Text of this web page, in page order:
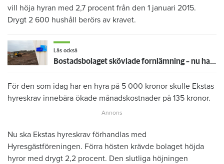
vill höja hyran med 2,7 procent från den 1 januari 2015.
Drygt 2 600 hushåll berörs av kravet.
Läs också
Bostadsbolaget skövlade fornlämning – nu har domen fallit
För den som idag har en hyra på 5 000 kronor skulle Ekstas
hyreskrav innebära ökade månadskostnader på 135 kronor.
Nu ska Ekstas hyreskrav förhandlas med
Hyresgästföreningen. Förra hösten krävde bolaget höjda
hyror med drygt 2,2 procent. Den slutliga höjningen